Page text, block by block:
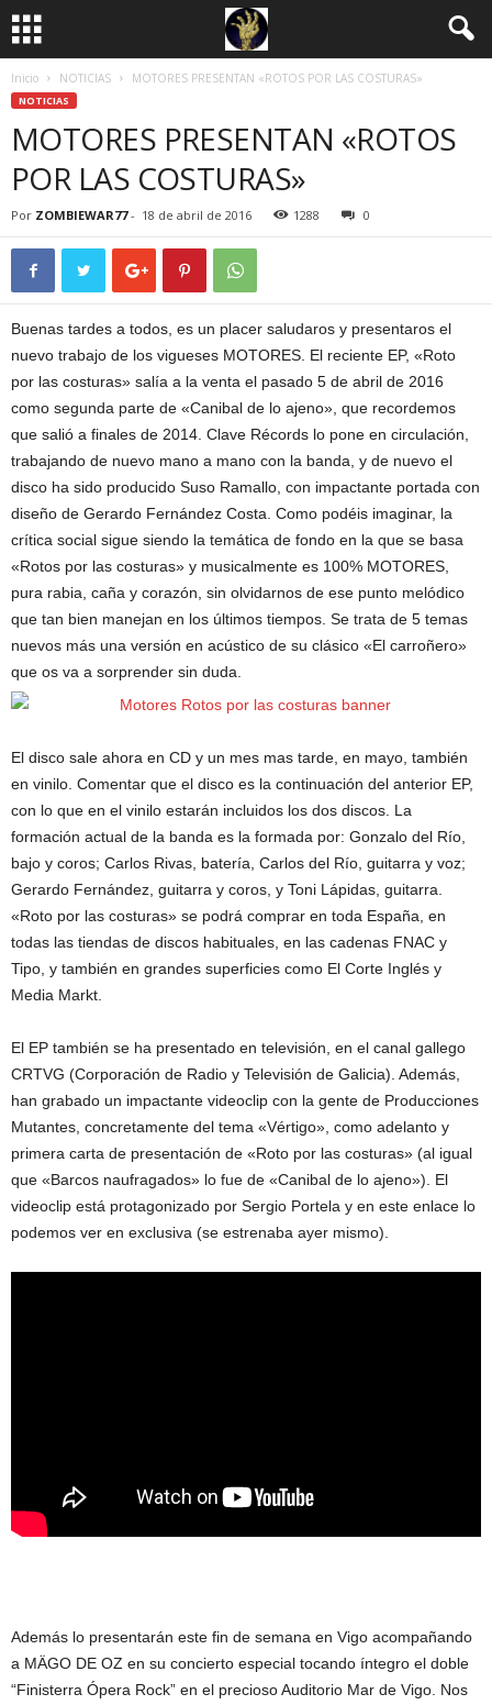
Inicio NOTICIAS MOTORES PRESENTAN «ROTOS POR LAS COSTURAS»
NOTICIAS
MOTORES PRESENTAN «ROTOS
POR LAS COSTURAS»
Por ZOMBIEWAR77- 18 de abril de 2016 1288 0
Buenas tardes a todos, es un placer saludaros y presentaros el
nuevo trabajo de los vigueses MOTORES. El reciente EP, «Roto
por las costuras» salía a la venta el pasado 5 de abril de 2016
como segunda parte de «Canibal de lo ajeno», que recordemos
que salió a finales de 2014. Clave Récords lo pone en circulación,
trabajando de nuevo mano a mano con la banda, y de nuevo el
disco ha sido producido Suso Ramallo, con impactante portada con
diseño de Gerardo Fernández Costa. Como podéis imaginar, la
crítica social sigue siendo la temática de fondo en la que se basa
«Rotos por las costuras» y musicalmente es 100% MOTORES,
pura rabia, caña y corazón, sin olvidarnos de ese punto melódico
que tan bien manejan en los últimos tiempos. Se trata de 5 temas
nuevos más una versión en acústico de su clásico «El carroñero»
que os va a sorprender sin duda.
El disco sale ahora en CD y un mes mas tarde, en mayo, también
en vinilo. Comentar que el disco es la continuación del anterior EP,
con lo que en el vinilo estarán incluidos los dos discos. La
formación actual de la banda es la formada por: Gonzalo del Río,
bajo y coros; Carlos Rivas, batería, Carlos del Río, guitarra y voz;
Gerardo Fernández, guitarra y coros, y Toni Lápidas, guitarra.
«Roto por las costuras» se podrá comprar en toda España, en
todas las tiendas de discos habituales, en las cadenas FNAC y
Tipo, y también en grandes superficies como El Corte Inglés y
Media Markt.
El EP también se ha presentado en televisión, en el canal gallego
CRTVG (Corporación de Radio y Televisión de Galicia). Además,
han grabado un impactante videoclip con la gente de Producciones
Mutantes, concretamente del tema «Vértigo», como adelanto y
primera carta de presentación de «Roto por las costuras» (al igual
que «Barcos naufragados» lo fue de «Canibal de lo ajeno»). El
videoclip está protagonizado por Sergio Portela y en este enlace lo
podemos ver en exclusiva (se estrenaba ayer mismo).
Además lo presentarán este fin de semana en Vigo acompañando
a MÄGO DE OZ en su concierto especial tocando íntegro el doble
“Finisterra Ópera Rock” en el precioso Auditorio Mar de Vigo. Nos